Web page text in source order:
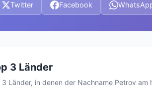
Twitter Facebook
3 Länder
3 Länder, in denen der Nachname Petrov